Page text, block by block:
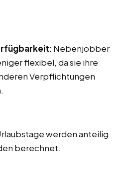
: Nebenjobber
flexibel, da sie ihre
Verpflichtungen
werden anteilig
berechnet.